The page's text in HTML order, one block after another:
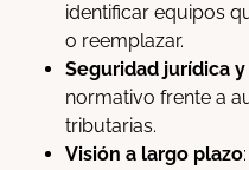
identificar equipos
o reemplazar.
Seguridad jurídica
normativo frente a
tributarias.
Visión a largo plazo